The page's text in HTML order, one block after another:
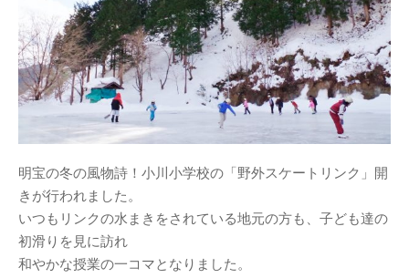
行政、地域活動団体などをつ
なぐ、 中間支援をおこなう非
営利活動法人（NPO法人）で
す。
お知らせ
体験・講座・ワークショ
ップ
ONE-DAY CHEF＆CAFE
明宝の冬の風物詩！小川小学校の「野外スケートリンク」開
きが行われました。
いつもリンクの水まきをされている地元の方も、子ども達の
初滑りを見に訪れ
和やかな授業の一コマとなりました。